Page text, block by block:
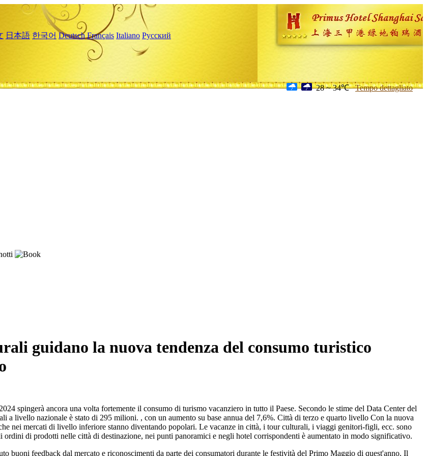
日本語 한국어 Deutsch Français Italiano Русский
28 ~ 34℃ Tempo dettagliato
guidano la nuova tendenza del consumo turistico
spingerà ancora una volta fortemente il consumo di turismo vacanziero in tutto il Paese. Secondo le stime del Data Center del
livello nazionale è stato di 295 milioni. , con un aumento su base annua del 7,6%. Città di terzo e quarto livello Con la nuova
nei mercati di livello inferiore stanno diventando popolari. Le vacanze in città, i tour culturali, i viaggi genitori-figli, ecc. sono
di prodotti nelle città di destinazione, nei punti panoramici e negli hotel corrispondenti è aumentato in modo significativo.
buoni feedback dal mercato e riconoscimenti da parte dei consumatori durante le festività del Primo Maggio di quest'anno. Il